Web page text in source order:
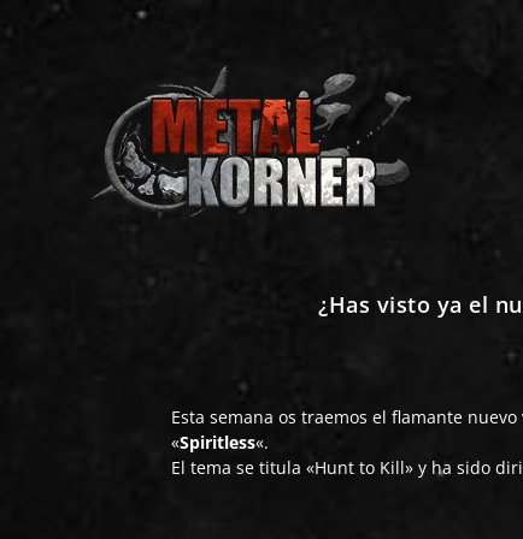
¿Has visto ya el
Esta semana os traemos el flamante
«Spiritless«.
El tema se titula «Hunt to Kill» y ha sido